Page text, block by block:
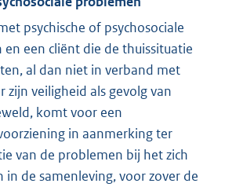
psychische of psychosociale
een cliënt die de thuissituatie
al dan niet in verband met
zijn veiligheid als gevolg van
komt voor een
in aanmerking ter
van de problemen bij het zich
in de samenleving, voor zover de